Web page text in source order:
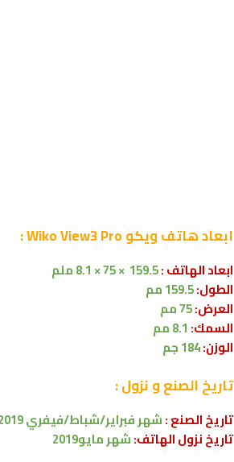
ابعادهاتف ويكو Wiko View3 Pro :
ابعاد الهاتف :159.5 × 75 × 8.1 ملم
الطول:159.5 مم
العرض:
السمك: 8.1 مم
الوزن:
تاريخ الصنع و نزول :
تاريخ الصنع :شهرفبراير/شباط/فيفري 2019
تاريخ نزول الهاتف:شهر مايو2019